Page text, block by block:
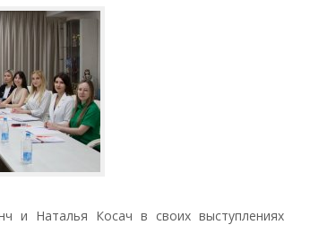
и Наталья Косач в своих выступлениях